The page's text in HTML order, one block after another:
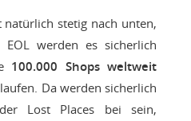
natürlich stetig nach unten,
werden es sicherlich
100.000 Shops weltweit
Da werden sicherlich
Lost Places bei sein,